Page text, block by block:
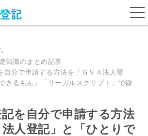
知識のまとめ記事
自分で申請する方法を「ＧＶＡ法人登
きるもん」「リーガルスクリプト」で徹
を自分で申請する方法
人登記」と「ひとりで